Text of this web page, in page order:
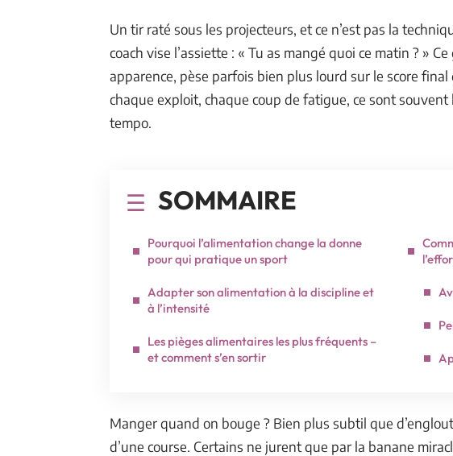
Un tir raté sous les projecteurs, et ce n’est pas la
coach vise l’assiette : « Tu as mangé quoi ce matin ? »
apparence, pèse parfois bien plus lourd sur le score
chaque exploit, chaque coup de fatigue, ce sont
tempo.
SOMMAIRE
Pourquoi l’alimentation change la donne
pour qui pratique un sport
Adapter son alimentation à la discipline et
à l’intensité
Les pièges alimentaires les plus fréquents –
et comment s’en sortir
Manger quand on bouge ? Bien plus subtil que
d’une course. Certains ne jurent que par la banane